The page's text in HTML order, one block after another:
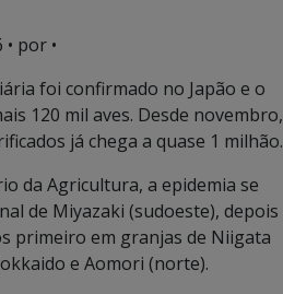
• por •
foi confirmado no Japão e o
120 mil aves. Desde novembro,
já chega a quase 1 milhão.
da Agricultura, a epidemia se
de Miyazaki (sudoeste), depois
primeiro em granjas de Niigata
e Aomori (norte).